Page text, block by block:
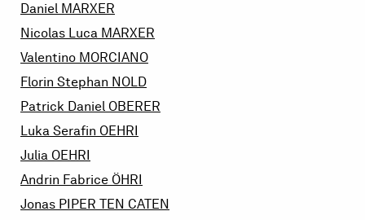
Daniel MARXER
Nicolas Luca MARXER
Valentino MORCIANO
Florin Stephan NOLD
Patrick Daniel OBERER
Luka Serafin OEHRI
Julia OEHRI
Andrin Fabrice ÖHRI
Jonas PIPER TEN CATEN